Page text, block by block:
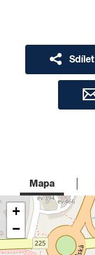
Sdílet
Mapa
+
−